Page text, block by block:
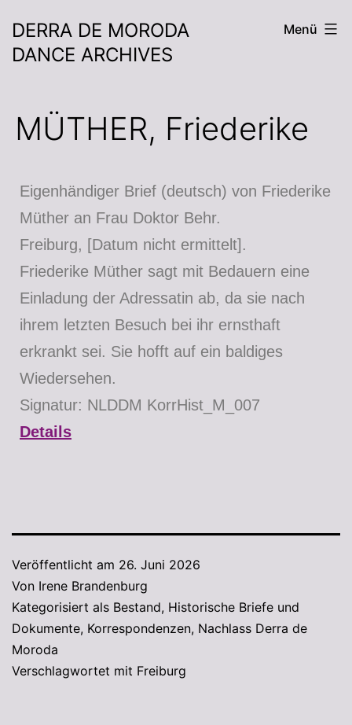
DERRA DE MORODA
DANCE ARCHIVES
Menü
MÜTHER, Friederike
Eigenhändiger Brief (deutsch) von Friederike
Müther an Frau Doktor Behr.
Freiburg, [Datum nicht ermittelt].
Friederike Müther sagt mit Bedauern eine
Einladung der Adressatin ab, da sie nach
ihrem letzten Besuch bei ihr ernsthaft
erkrankt sei. Sie hofft auf ein baldiges
Wiedersehen.
Signatur: NLDDM KorrHist_M_007
Details
Veröffentlicht am 26. Juni 2026
Von Irene Brandenburg
Kategorisiert als Bestand, Historische Briefe und
Dokumente, Korrespondenzen, Nachlass Derra de
Moroda
Verschlagwortet mit Freiburg